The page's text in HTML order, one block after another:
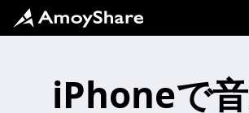
iPhoneで